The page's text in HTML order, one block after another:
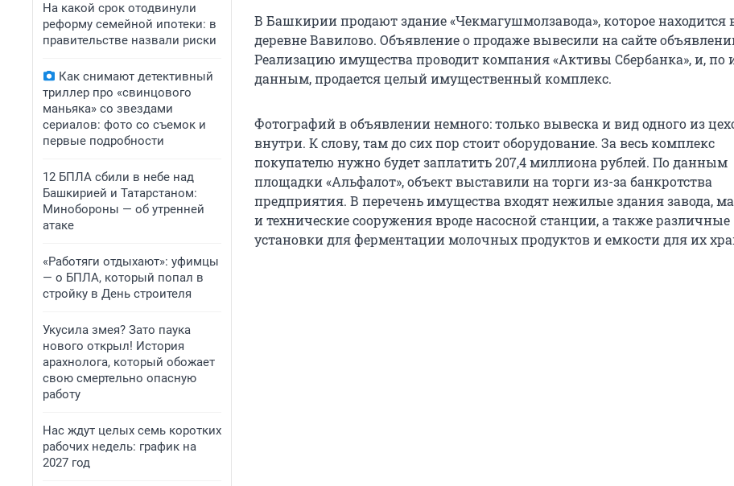
На какой срок отодвинули
реформу семейной ипотеки: в
правительстве назвали риски
Как снимают детективный
триллер про «свинцового
маньяка» со звездами
сериалов: фото со съемок и
первые подробности
12 БПЛА сбили в небе над
Башкирией и Татарстаном:
Минобороны — об утренней
атаке
«Работяги отдыхают»: уфимцы
— о БПЛА, который попал в
стройку в День строителя
Укусила змея? Зато паука
нового открыл! История
арахнолога, который обожает
свою смертельно опасную
работу
Нас ждут целых семь коротких
рабочих недель: график на
2027 год
В Башкирии продают здание «Чекмагушмолзавода», которое находится
деревне Вавилово. Объявление о продаже вывесили на сайте
Реализацию имущества проводит компания «Активы Сбербанка», и, по
данным, продается целый имущественный комплекс.
Фотографий в объявлении немного: только вывеска и вид одного из
внутри. К слову, там до сих пор стоит оборудование. За весь комплекс
покупателю нужно будет заплатить 207,4 миллиона рублей. По данным
площадки «Альфалот», объект выставили на торги из-за банкротства
предприятия. В перечень имущества входят нежилые здания завода,
и технические сооружения вроде насосной станции, а также различные
установки для ферментации молочных продуктов и емкости для их